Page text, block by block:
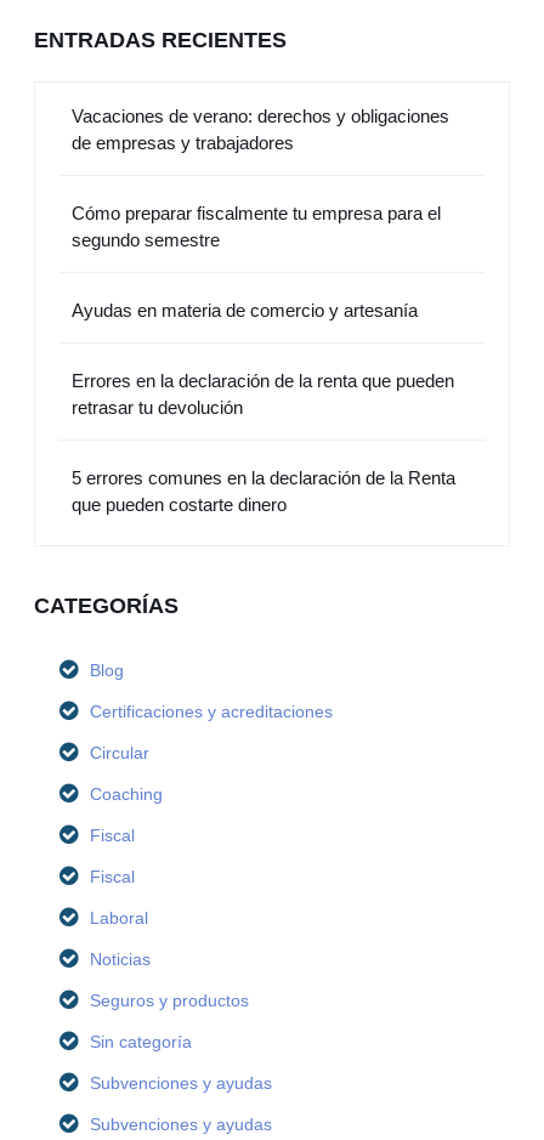
ENTRADAS RECIENTES
Vacaciones de verano: derechos y obligaciones
de empresas y trabajadores
Cómo preparar fiscalmente tu empresa para el
segundo semestre
Ayudas en materia de comercio y artesanía
Errores en la declaración de la renta que pueden
retrasar tu devolución
5 errores comunes en la declaración de la Renta
que pueden costarte dinero
CATEGORÍAS
Blog
Certificaciones y acreditaciones
Circular
Coaching
Fiscal
Fiscal
Laboral
Noticias
Seguros y productos
Sin categoría
Subvenciones y ayudas
Subvenciones y ayudas